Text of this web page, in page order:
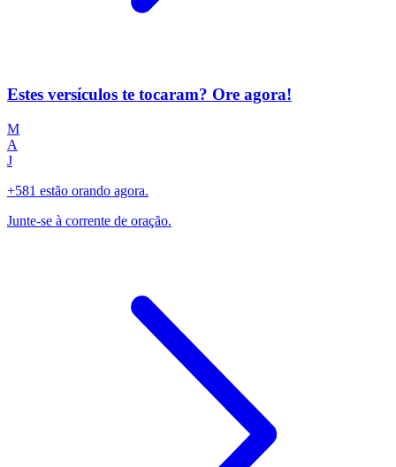
Estes versículos te tocaram? Ore agora!
M
A
J
+581 estão orando agora.
Junte-se à corrente de oração.